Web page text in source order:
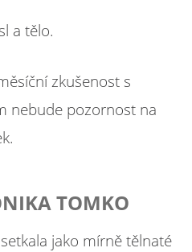
a tělo.
zkušenost s
nebude pozornost na
TOMKO
jako mírně tělnaté